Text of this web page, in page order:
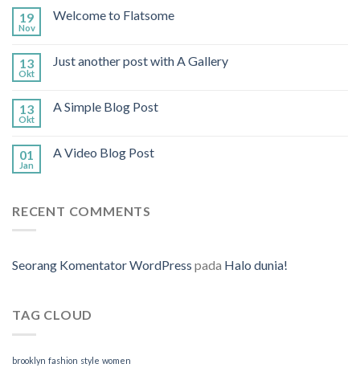
19
Nov
Welcome to Flatsome
13
Okt
Just another post with A Gallery
13
Okt
A Simple Blog Post
01
Jan
A Video Blog Post
RECENT COMMENTS
Seorang Komentator WordPress pada Halo dunia!
TAG CLOUD
brooklyn fashion style women